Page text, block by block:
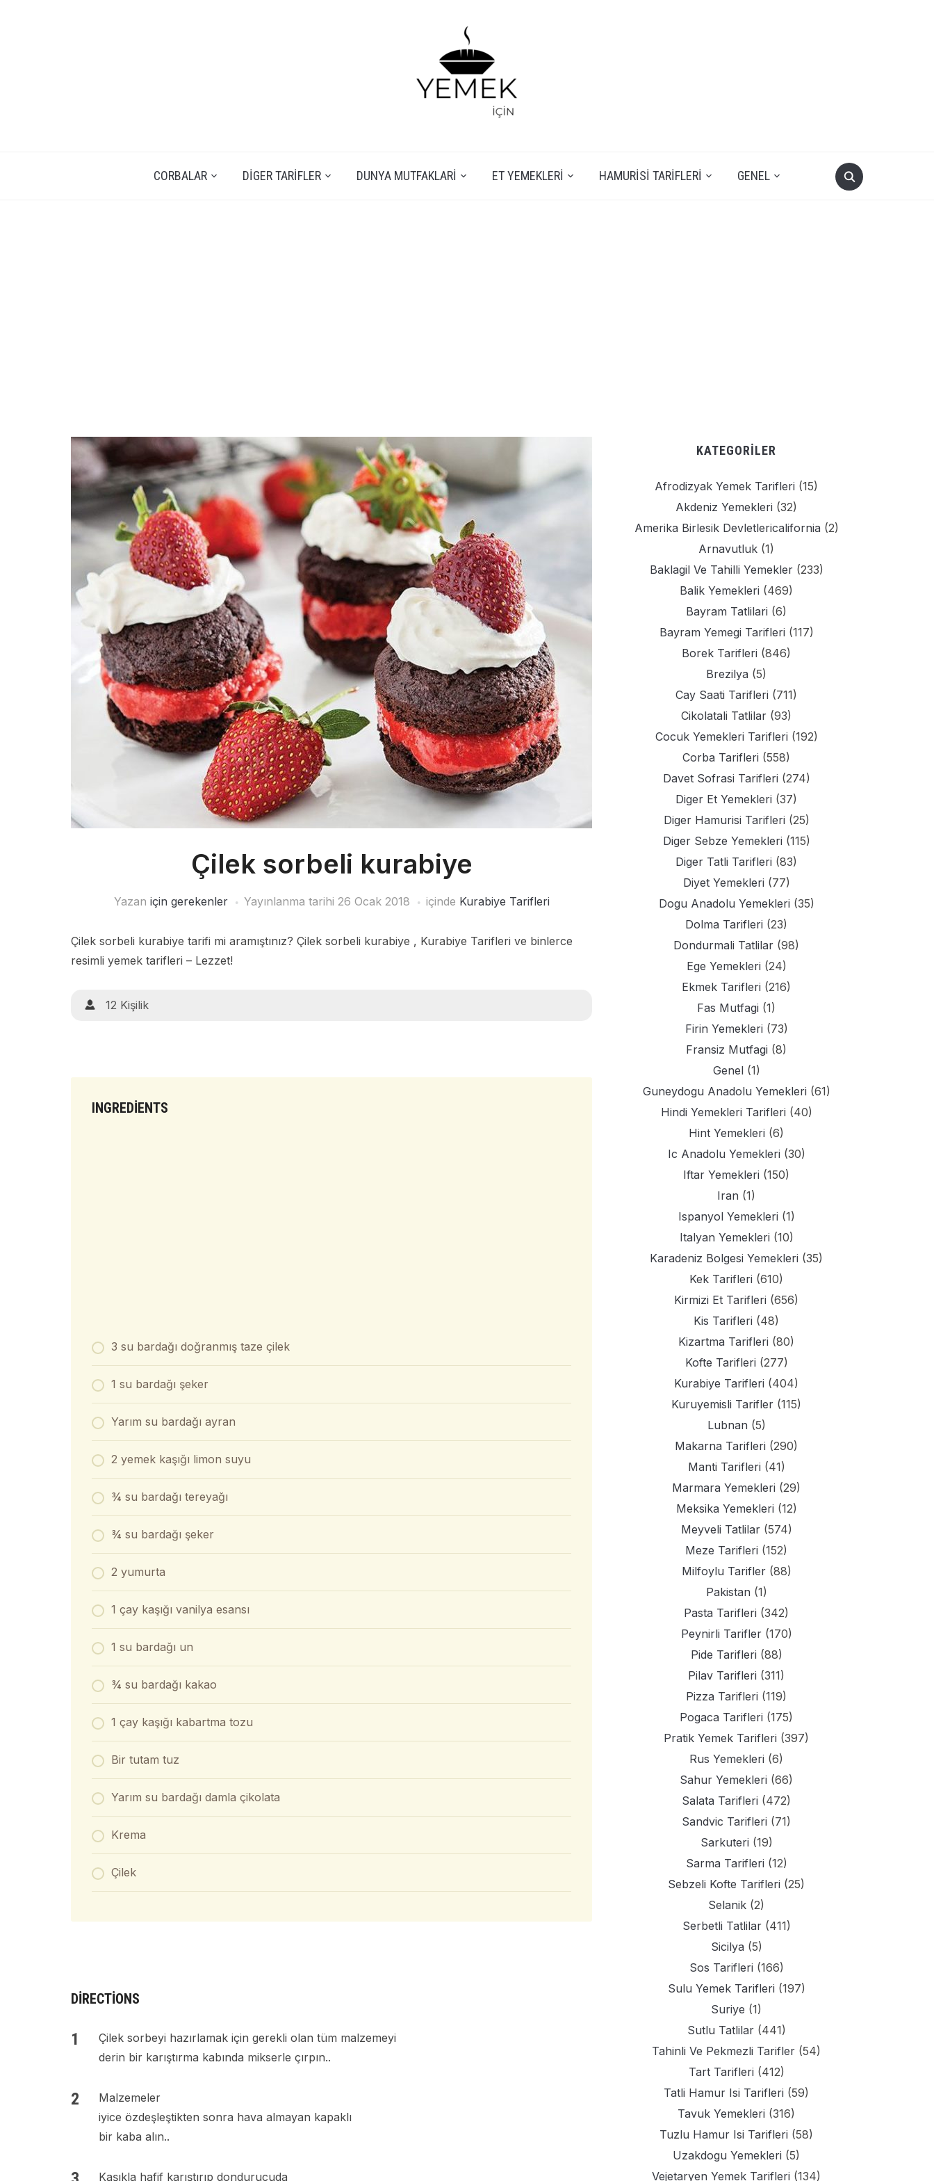
CORBALAR DIGER TARIFLER DUNYA MUTFAKLARI ET YEMEKLERI HAMURISI TARIFLERI GENEL
Çilek sorbeli kurabiye
Yazan için gerekenler Yayınlanma tarihi 26 Ocak 2018 içinde Kurabiye Tarifleri
Çilek sorbeli kurabiye tarifi mi aramıştınız? Çilek sorbeli kurabiye , Kurabiye Tarifleri ve binlerce
resimli yemek tarifleri – Lezzet!
12 Kişilik
INGREDIENTS
3 su bardağı doğranmış taze çilek
1 su bardağı şeker
Yarım su bardağı ayran
2 yemek kaşığı limon suyu
¾ su bardağı tereyağı
¾ su bardağı şeker
2 yumurta
1 çay kaşığı vanilya esansı
1 su bardağı un
¾ su bardağı kakao
1 çay kaşığı kabartma tozu
Bir tutam tuz
Yarım su bardağı damla çikolata
Krema
Çilek
DIRECTIONS
Çilek sorbeyi hazırlamak için gerekli olan tüm malzemeyi
derin bir karıştırma kabında mikserle çırpın..
Malzemeler
iyice özdeşleştikten sonra hava almayan kapaklı
bir kaba alın..
Kaşıkla hafif karıştırıp dondurucuda
KATEGORILER
Afrodizyak Yemek Tarifleri (15)
Akdeniz Yemekleri (32)
Amerika Birlesik Devletlericalifornia (2)
Arnavutluk (1)
Baklagil Ve Tahilli Yemekler(233)
Balik Yemekleri (469)
Bayram Tatlilari (6)
Bayram Yemegi Tarifleri (117)
Borek Tarifleri (846)
Brezilya (5)
Cay Saati Tarifleri (711)
Cikolatali Tatlilar (93)
Cocuk Yemekleri Tarifleri (192)
Corba Tarifleri (558)
Davet Sofrasi Tarifleri (274)
Diger Et Yemekleri (37)
Diger Hamurisi Tarifleri (25)
Diger Sebze Yemekleri (115)
Diger Tatli Tarifleri (83)
Diyet Yemekleri (77)
Dogu Anadolu Yemekleri (35)
Dolma Tarifleri (23)
Dondurmali Tatlilar (98)
Ege Yemekleri (24)
Ekmek Tarifleri (216)
Fas Mutfagi (1)
Firin Yemekleri (73)
Fransiz Mutfagi (8)
Genel(1)
Guneydogu Anadolu Yemekleri (61)
Hindi Yemekleri Tarifleri (40)
Hint Yemekleri (6)
Ic Anadolu Yemekleri (30)
Iftar Yemekleri (150)
Iran (1)
Ispanyol Yemekleri (1)
Italyan Yemekleri (10)
Karadeniz Bolgesi Yemekleri (35)
Kek Tarifleri (610)
Kirmizi Et Tarifleri (656)
Kis Tarifleri (48)
Kizartma Tarifleri (80)
Kofte Tarifleri (277)
Kurabiye Tarifleri (404)
Kuruyemisli Tarifler (115)
Lubnan (5)
Makarna Tarifleri (290)
Manti Tarifleri (41)
Marmara Yemekleri (29)
Meksika Yemekleri (12)
Meyveli Tatlilar(574)
Meze Tarifleri (152)
Milfoylu Tarifler(88)
Pakistan (1)
Pasta Tarifleri (342)
Peynirli Tarifler(170)
Pide Tarifleri (88)
Pilav Tarifleri (311)
Pizza Tarifleri (119)
Pogaca Tarifleri (175)
Pratik Yemek Tarifleri (397)
Rus Yemekleri (6)
Sahur Yemekleri (66)
Salata Tarifleri (472)
Sandvic Tarifleri (71)
Sarkuteri (19)
Sarma Tarifleri (12)
Sebzeli Kofte Tarifleri (25)
Selanik (2)
Serbetli Tatlilar(411)
Sicilya (5)
Sos Tarifleri (166)
Sulu Yemek Tarifleri (197)
Suriye (1)
Sutlu Tatlilar(441)
Tahinli Ve Pekmezli Tarifler (54)
Tart Tarifleri (412)
Tatli Hamur Isi Tarifleri (59)
Tavuk Yemekleri (316)
Tuzlu Hamur Isi Tarifleri (58)
Uzakdogu Yemekleri (5)
Vejetaryen Yemek Tarifleri (134)